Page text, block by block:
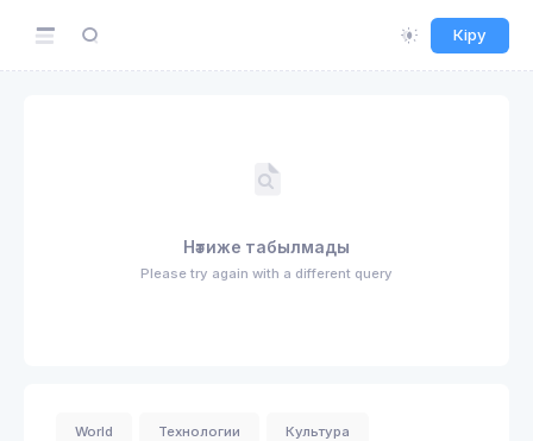
Кіру
Нәтиже табылмады
Please try again with a different query
World Технологии Культура